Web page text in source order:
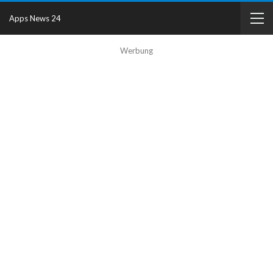
Werbung
Apps News 24